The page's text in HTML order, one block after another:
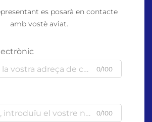
es posarà en contacte
amb vostè aviat.
0/100
0/100